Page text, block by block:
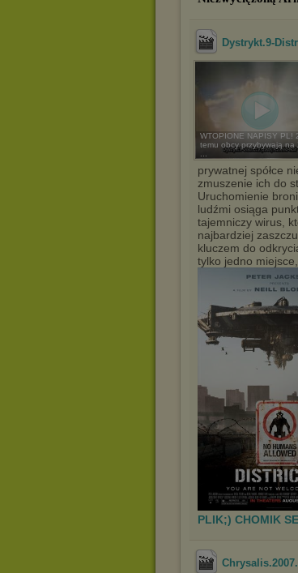
Dystrykt.9-
WTOPIONE NAPISY PL!
temu obcy przybywają na
prywatnej spółce
zmuszenie ich do
Uruchomienie
ludźmi osiąga
tajemniczy wirus,
najbardziej
kluczem do
tylko jedno
PLIK;) CHOMIK